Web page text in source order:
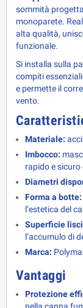
sommità
monoparete.
alta qualità,
funzionale.
Si installa sulla
compiti
e permette il
vento.
Materiale:
Imbocco:
rapido e
Diametri
Forma a botte:
l’estetica del
Superficie
l’accumulo di
Marca:
Vantaggi
Protezione